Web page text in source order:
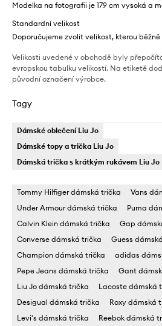
Modelka na fotografii je 179 cm vysoká a
Standardní velikost
Doporučujeme zvolit velikost, kterou běžně
Velikosti uvedené v obchodě byly
evropskou tabulku velikostí. Na etiketě
původní označení výrobce.
Tagy
Dámské oblečení Liu Jo
Dámské topy a trička Liu Jo
Dámská trička s krátkým rukávem Liu Jo
Tommy Hilfiger dámská trička
Vans
Under Armour dámská trička
Puma
Calvin Klein dámská trička
Gap
Converse dámská trička
Guess
Champion dámská trička
adidas
Pepe Jeans dámská trička
Gant
Liu Jo dámská trička
Lacoste dámská
Desigual dámská trička
Roxy dámská
Levi's dámská trička
Reebok dámská